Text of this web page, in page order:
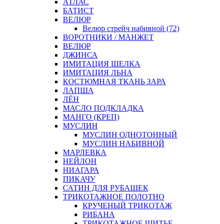
АТЛАС
БАТИСТ
ВЕЛЮР
Велюр стрейч набивной (72)
ВОРОТНИКИ / МАНЖЕТ
ВЕЛЮР
ДЖИНСА
ИМИТАЦИЯ ШЕЛКА
ИМИТАЦИЯ ЛЬНА
КОСТЮМНАЯ ТКАНЬ ЗАРА
ЛАПША
ЛЁН
МАСЛО ПОДКЛАДКА
МАНГО (КРЕП)
МУСЛИН
МУСЛИН ОДНОТОННЫЙ
МУСЛИН НАБИВНОЙ
МАРЛЕВКА
НЕЙЛОН
НИАГАРА
ПИКАЧУ
САТИН ДЛЯ РУБАШЕК
ТРИКОТАЖНОЕ ПОЛОТНО
КРУЧЕНЫЙ ТРИКОТАЖ
РИБАНА